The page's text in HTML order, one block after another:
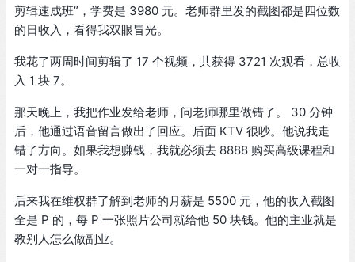
剪辑速成班”，学费是 3980 元。老师群里发的截图都是四位数
的日收入，看得我双眼冒光。
我花了两周时间剪辑了 17 个视频，共获得 3721 次观看，总收
入 1 块 7。
那天晚上，我把作业发给老师，问老师哪里做错了。 30 分钟
后，他通过语音留言做出了回应。后面 KTV 很吵。他说我走
错了方向。如果我想赚钱，我就必须去 8888 购买高级课程和
一对一指导。
后来我在维权群了解到老师的月薪是 5500 元，他的收入截图
全是 P 的，每 P 一张照片公司就给他 50 块钱。他的主业就是
教别人怎么做副业。